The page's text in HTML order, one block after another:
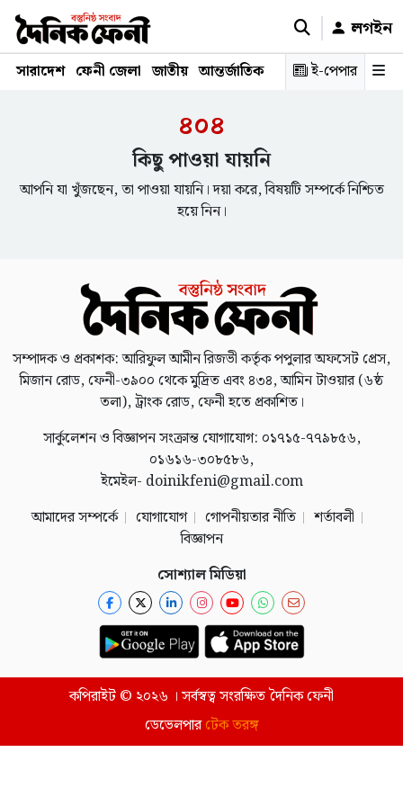
লগইন
সারাদেশ ফেনী জেলা জাতীয় আন্তর্জাতিক রাজনীতি স্বাস্থ্য শিক্ষা
ই-পেপার
৪০৪
কিছু পাওয়া যায়নি
আপনি যা খুঁজছেন, তা পাওয়া যায়নি। দয়া করে, বিষয়টি সম্পর্কে নিশ্চিত
হয়ে নিন।
সম্পাদক ও প্রকাশক: আরিফুল আমীন রিজভী কর্তৃক পপুলার অফসেট প্রেস,
মিজান রোড, ফেনী-৩৯০০ থেকে মুদ্রিত এবং ৪৩৪, আমিন টাওয়ার (৬ষ্ঠ
তলা), ট্রাংক রোড, ফেনী হতে প্রকাশিত।
সার্কুলেশন ও বিজ্ঞাপন সংক্রান্ত যোগাযোগ: ০১৭১৫-৭৭৯৮৫৬,
০১৬১৬-৩০৮৫৮৬,
ইমেইল- doinikfeni@gmail.com
আমাদের সম্পর্কে
যোগাযোগ গোপনীয়তার নীতি
শর্তাবলী
বিজ্ঞাপন
সোশ্যাল মিডিয়া
কপিরাইট © ২০২৬ । সর্বস্বত্ব সংরক্ষিত দৈনিক ফেনী
ডেভেলপারটেক তরঙ্গ